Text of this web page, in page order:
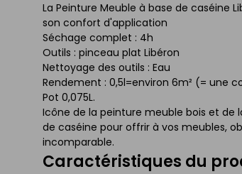
La Peinture Meuble à base de caséine
son confort d'application
Séchage complet : 4h
Outils : pinceau plat Libéron
Nettoyage des outils : Eau
Rendement : 0,5l=environ 6m² (= une
Pot 0,075L.
Icône de la peinture meuble bois et
de caséine pour offrir à vos meubles,
incomparable.
Caractéristiques du